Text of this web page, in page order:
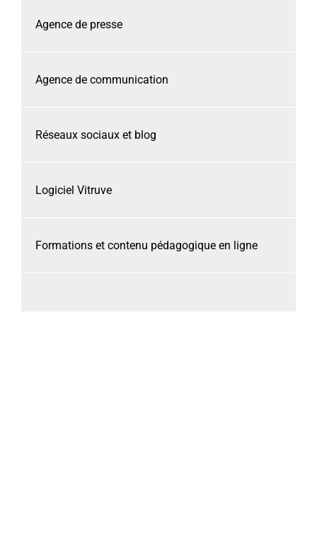
Agence de presse
Agence de communication
Réseaux sociaux et blog
Logiciel Vitruve
Formations et contenu pédagogique en ligne